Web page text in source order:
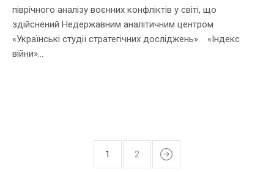
піврічного аналізу воєнних конфліктів у світі, що
здійснений Недержавним аналітичним центром
«Українські студії стратегічних досліджень». «Індекс
війни»...
1 2